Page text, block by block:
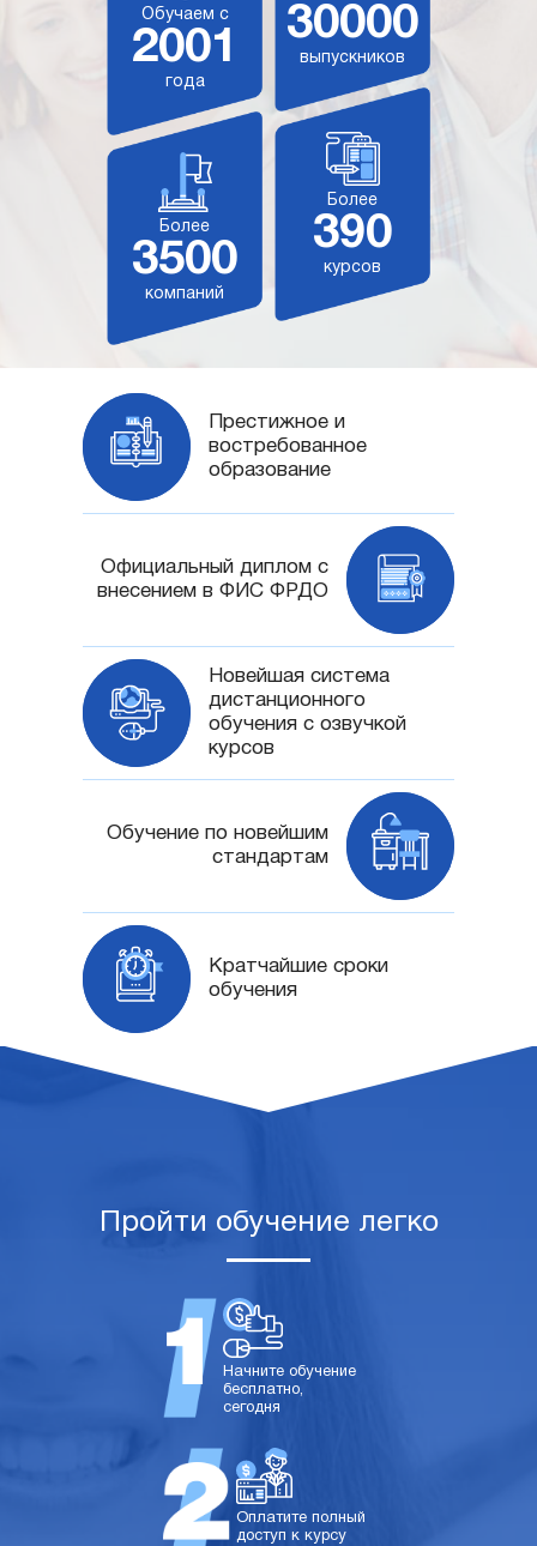
Обучаем с
2001
года
30000
выпускников
Более
3500
компаний
Более
390
курсов
Престижное и
востребованное
образование
Официальный диплом с
внесением в ФИС ФРДО
Новейшая система
дистанционного
обучения с озвучкой
курсов
Обучение по новейшим
стандартам
Кратчайшие сроки
обучения
Пройти обучение легко
Начните обучение
бесплатно,
сегодня
Оплатите полный
доступ к курсу